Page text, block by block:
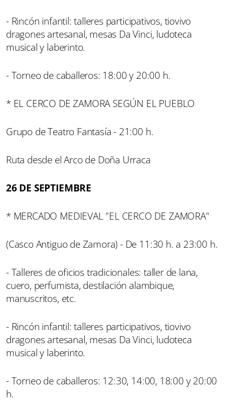
- Rincón infantil: talleres participativos, tiovivo
dragones artesanal, mesas Da Vinci, ludoteca
musical y laberinto.
- Torneo de caballeros: 18:00 y 20:00 h.
* EL CERCO DE ZAMORA SEGÚN EL PUEBLO
Grupo de Teatro Fantasía - 21:00 h.
Ruta desde el Arco de Doña Urraca
26 DE SEPTIEMBRE
* MERCADO MEDIEVAL "EL CERCO DE ZAMORA"
(Casco Antiguo de Zamora) - De 11:30 h. a 23:00 h.
- Talleres de oficios tradicionales: taller de lana,
cuero, perfumista, destilación alambique,
manuscritos, etc.
- Rincón infantil: talleres participativos, tiovivo
dragones artesanal, mesas Da Vinci, ludoteca
musical y laberinto.
- Torneo de caballeros: 12:30, 14:00, 18:00 y 20:00
h.